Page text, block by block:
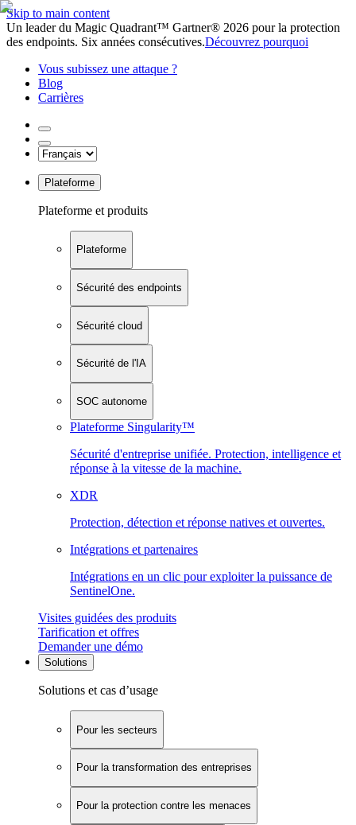
Skip to main content
Un leader du Magic Quadrant™ Gartner® 2026 pour la protection
des endpoints. Six années consécutives.Découvrez pourquoi
Vous subissez une attaque ?
Blog
Carrières
Plateforme
Plateforme et produits
Plateforme
Sécurité des endpoints
Sécurité cloud
Sécurité de l'IA
SOC autonome
Plateforme Singularity™
Sécurité d'entreprise unifiée. Protection, intelligence et
réponse à la vitesse de la machine.
XDR
Protection, détection et réponse natives et ouvertes.
Intégrations et partenaires
Intégrations en un clic pour exploiter la puissance de
SentinelOne.
Visites guidées des produits
Tarification et offres
Demander une démo
Solutions
Solutions et cas d’usage
Pour les secteurs
Pour la transformation des entreprises
Pour la protection contre les menaces